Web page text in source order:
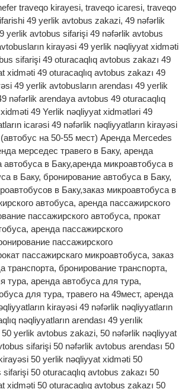
traveqo kirayesi, traveqo icaresi, traveqo
49 yerlik avtobus zakazi, 49 nəfərlik
yerlik avtobus sifarişi 49 nəfərlik avtobus
kirayəsi 49 yerlik nəqliyyat xidməti
sifarişi 49 oturacaqlıq avtobus zakazı 49
xidməti 49 oturacaqlıq avtobus zakazı 49
49 yerlik avtobusların arendası 49 yerlik
nəfərlik arendaya avtobus 49 oturacaqlıq
49 Yerlik nəqliyyat xidmətləri 49
icarəsi 49 nəfərlik nəqliyyatların kirayəsi
на 50-55 мест) Аренда Mercedes
мерседес травего в Баку, аренда
автобуса в Баку,аренда микроавтобуса в
в Баку, бронирование автобуса в Баку,
в Баку,заказ микроавтобуса в
автобуса, аренда пассажирского
пассажирского автобуса, прокат
аренда пассажирского
пассажирского
пассажирскаго микроавтобуса, заказ
транспорта, бронирование транспорта,
тура, аренда автобуса для тура,
для тура, травего на 49мест, аренда
kirayəsi 49 nəfərlik nəqliyyatların
nəqliyyatların arendası 49 yerılik
yerlik avtobus zakazi, 50 nəfərlik nəqliyyat
sifarişi 50 nəfərlik avtobus arendası 50
50 yerlik nəqliyyat xidməti 50
sifarişi 50 oturacaqlıq avtobus zakazı 50
xidməti 50 oturacaqlıq avtobus zakazı 50